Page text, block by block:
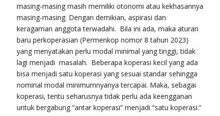
masing-masing masih memiliki otonomi atau kekhasannya
masing-masing. Dengan demikian, aspirasi dan
keragaman anggota terwadahi. Bila ini ada, maka aturan
baru perkoperasian (Permenkop nomor 8 tahun 2023)
yang menyatakan perlu modal minimal yang tinggi, tidak
lagi menjadi masalah. Beberapa koperasi kecil yang ada
bisa menjadi satu koperasi yang sesuai standar sehingga
nominal modal minimumnyanya tercapai. Maka, sebagai
koperasi, tentu seharusnya tidak perlu ada keengganan
untuk bergabung “antar koperasi” menjadi “satu koperasi.”